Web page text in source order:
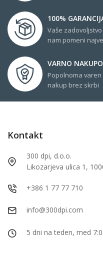
100%
Vaše zadovoljstvo
nam pomeni
VARNO
Popolnoma varen
nakup brez skrbi
Kontakt
300 dpi, d.o.o.
Likozarjeva ulica 1,
+386 1 77 77 710
info@300dpi.com
5 dni na teden, med